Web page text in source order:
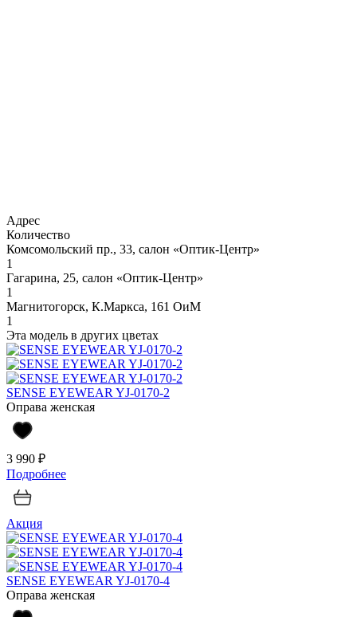
Адрес
Количество
Комсомольский пр., 33, салон «Оптик-Центр»
1
Гагарина, 25, салон «Оптик-Центр»
1
Магнитогорск, К.Маркса, 161 ОиМ
1
Эта модель в других цветах
SENSE EYEWEAR YJ-0170-2
Оправа женская
3 990 ₽
Подробнее
Акция
SENSE EYEWEAR YJ-0170-4
Оправа женская